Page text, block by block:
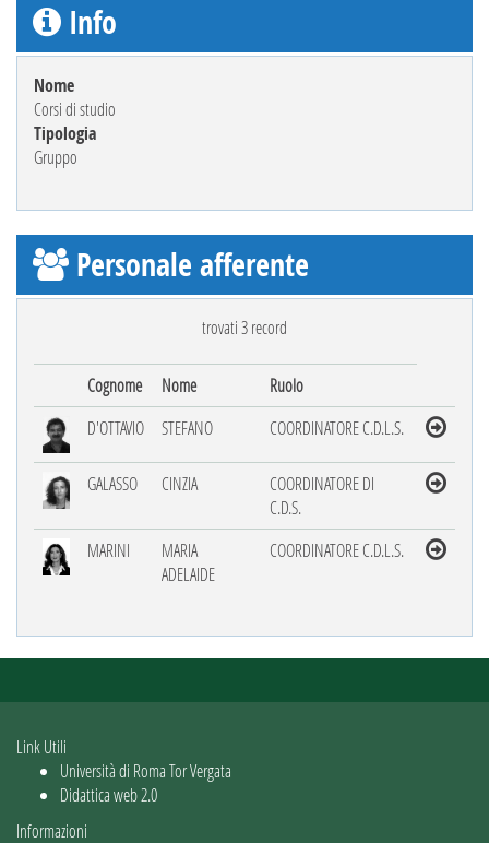
Info
Nome
Corsi di studio
Tipologia
Gruppo
Personale afferente
trovati 3 record
Cognome Nome
Ruolo
D'OTTAVIO
STEFANO COORDINATORE C.D.L.S.
GALASSO CINZIA
COORDINATORE DI
C.D.S.
MARINI
MARIA
ADELAIDE
COORDINATORE C.D.L.S.
Link Utili
Università di Roma Tor Vergata
Didattica web 2.0
Informazioni